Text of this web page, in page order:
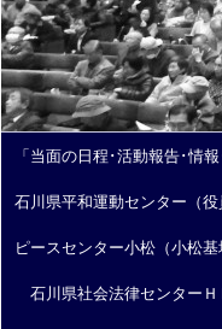
「当面の日程･活動報告･情報
石川県平和運動センター（役
ピースセンター小松（小松
石川県社会法律センターＨ